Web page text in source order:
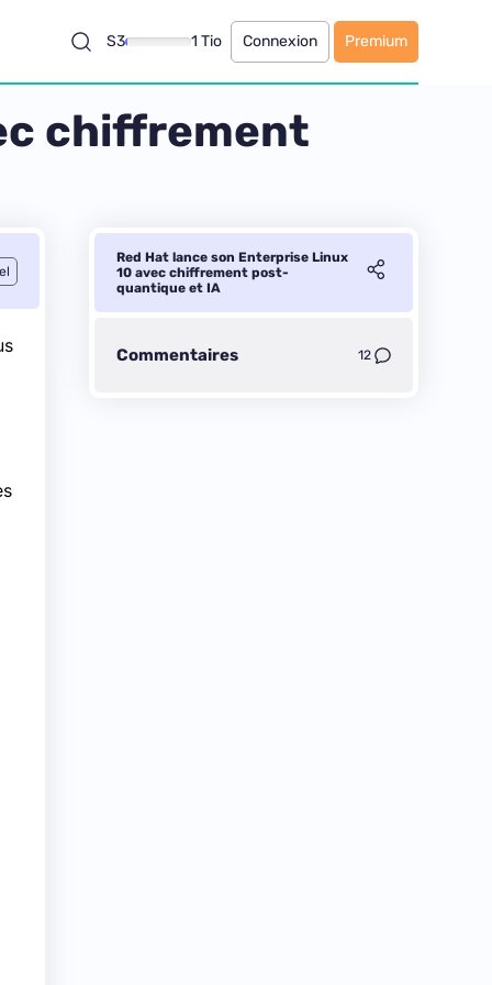
S3 1 Tio Connexion Premium
chiffrement
Red Hat lance son Enterprise Linux
10 avec chiffrement post-
quantique et IA
Commentaires 12